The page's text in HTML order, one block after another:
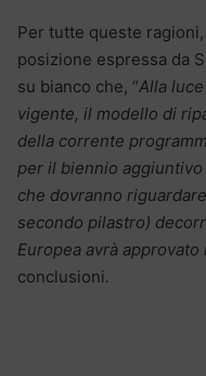
Per tutte queste
posizione espressa da
su bianco che, “Alla
vigente, il modello di
della corrente
per il biennio
che dovranno
secondo pilastro)
Europea avrà approvato
conclusioni.